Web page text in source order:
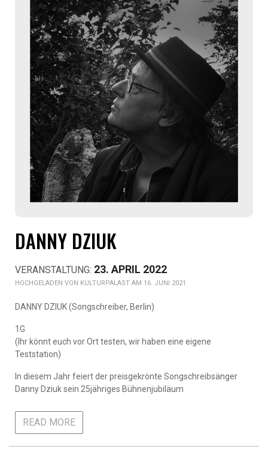
DANNY DZIUK
23. APRIL 2022
KULTURPALAST AM 16. JUNI 2021
DANNY DZIUK (Songschreiber, Berlin)
1G
(Ihr könnt euch vor Ort testen, wir haben eine eigene
Teststation)
In diesem Jahr feiert der preisgekrönte Songschreibsänger
Danny Dziuk sein 25jähriges Bühnenjubiläum
READ MORE